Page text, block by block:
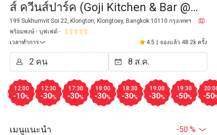
ส์ ควีนส์ปาร์ค (Goji Kitchen & Bar @
Bangkok Marriott Marquis Queen's
Park)
199 Sukhumvit Soi 22, Klongton, Klongtoey, Bangkok 10110 กรุงเทพฯ
พร้อมพงษ์
บุฟเฟต์
เวลาทำการ
4.5 จองแล้ว 48.2k ครั้ง
12:00
-10%
12:30
-30%
17:30
-30%
18:00
-30%
18:30
-30%
19:00
-30%
19:30
-50% -50
เมนูแนะนำ -50 %